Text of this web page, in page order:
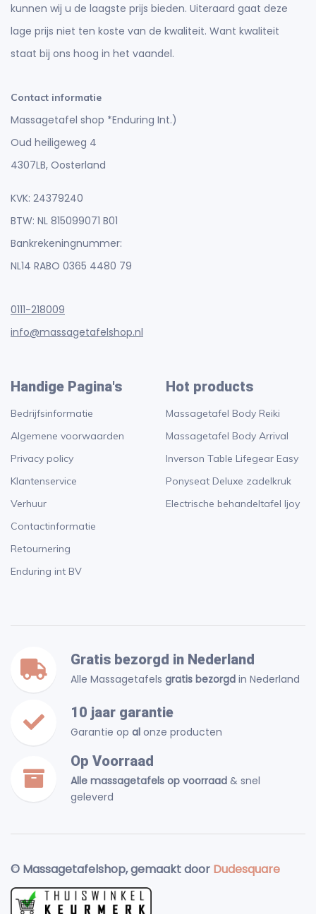
kunnen wij u de laagste prijs bieden. Uiteraard gaat deze
lage prijs niet ten koste van de kwaliteit. Want kwaliteit
staat bij ons hoog in het vaandel.
Contact informatie
Massagetafel shop *Enduring Int.)
Oud heiligeweg 4
4307LB, Oosterland
KVK: 24379240
BTW: NL 815099071 B01
Bankrekeningnummer:
NL14 RABO 0365 4480 79
0111-218009
info@massagetafelshop.nl
Handige Pagina's
Bedrijfsinformatie
Algemene voorwaarden
Privacy policy
Klantenservice
Verhuur
Contactinformatie
Retournering
Enduring int BV
Hot products
Massagetafel Body Reiki
Massagetafel Body Arrival
Inverson Table Lifegear Easy
Ponyseat Deluxe zadelkruk
Electrische behandeltafel Ijoy
Gratis bezorgd in Nederland
Alle Massagetafels gratis bezorgd in Nederland
10 jaar garantie
Garantie op al onze producten
Op Voorraad
Alle massagetafels op voorraad & snel
geleverd
© Massagetafelshop, gemaakt door Dudesquare